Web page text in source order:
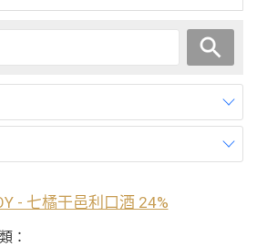
- 七橘干邑利口酒 24%
：